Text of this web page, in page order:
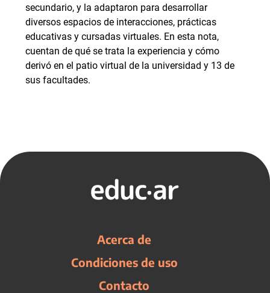
secundario, y la adaptaron para desarrollar
diversos espacios de interacciones, prácticas
educativas y cursadas virtuales. En esta nota,
cuentan de qué se trata la experiencia y cómo
derivó en el patio virtual de la universidad y 13 de
sus facultades.
Acerca de
Condiciones de uso
Contacto